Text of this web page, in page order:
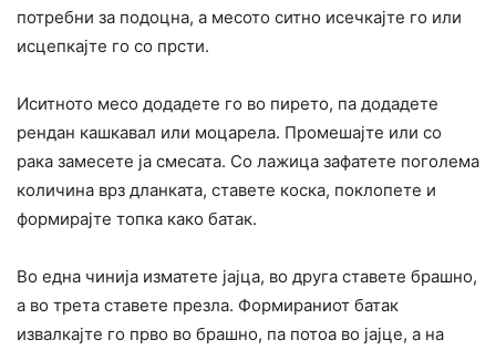
потребни за подоцна, а месото ситно исечкајте го или
исцепкајте го со прсти.
Иситното месо додадете го во пирето, па додадете
рендан кашкавал или моцарела. Промешајте или со
рака замесете ја смесата. Со лажица зафатете поголема
количина врз дланката, ставете коска, поклопете и
формирајте топка како батак.
Во една чинија изматете јајца, во друга ставете брашно,
а во трета ставете презла. Формираниот батак
извалкајте го прво во брашно, па потоа во јајце, а на